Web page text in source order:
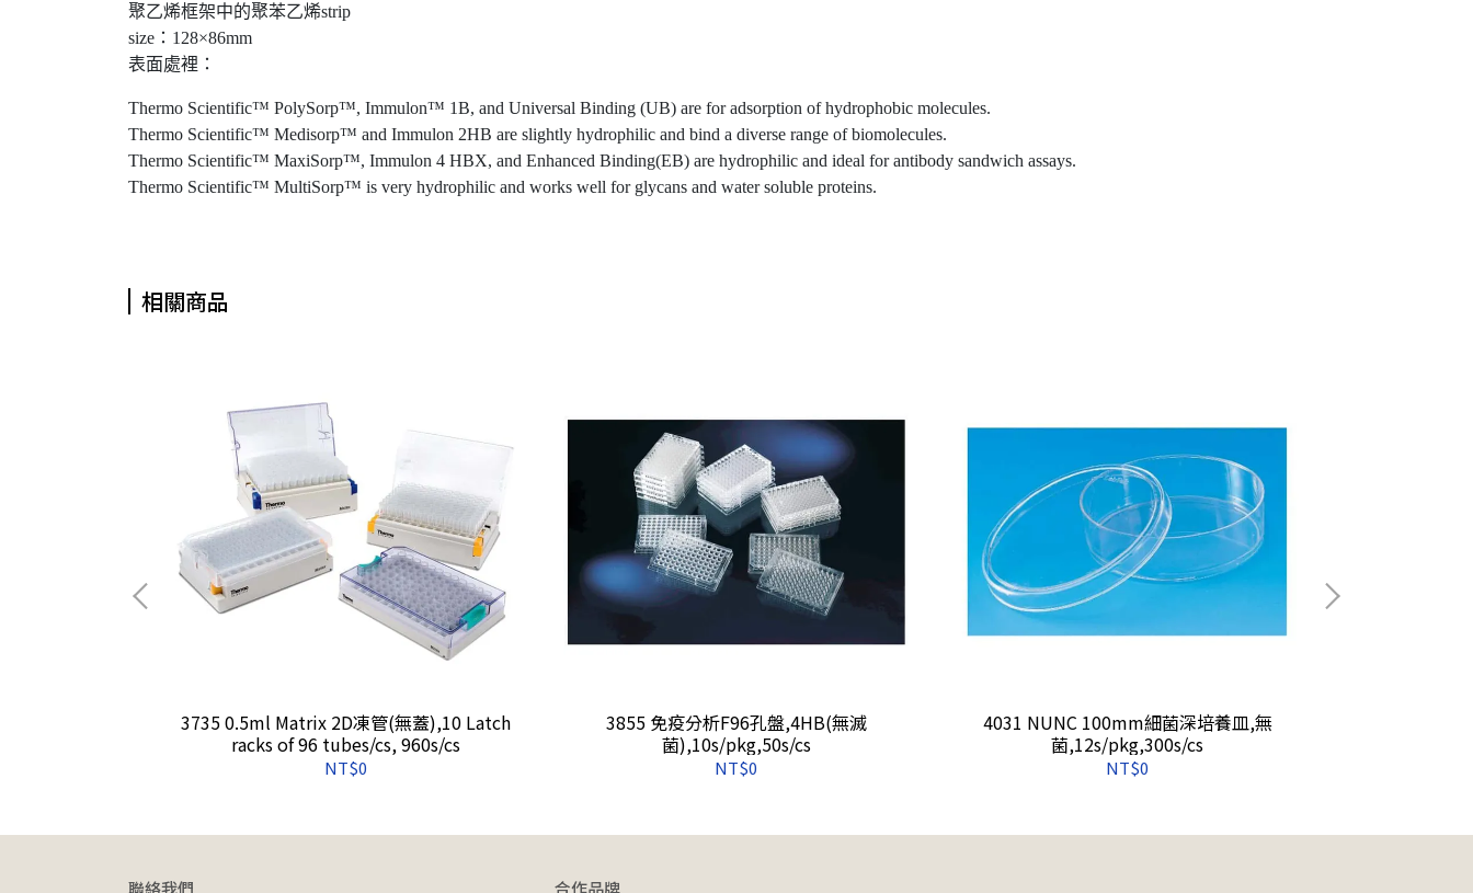
聚乙烯框架中的聚苯乙烯strip
size：128×86mm
表面處裡：
Thermo Scientific™ PolySorp™, Immulon™ 1B, and Universal Binding (UB) are for adsorption of hydrophobic molecules.
Thermo Scientific™ Medisorp™ and Immulon 2HB are slightly hydrophilic and bind a diverse range of biomolecules.
Thermo Scientific™ MaxiSorp™, Immulon 4 HBX, and Enhanced Binding(EB) are hydrophilic and ideal for antibody sandwich assays.
Thermo Scientific™ MultiSorp™ is very hydrophilic and works well for glycans and water soluble proteins.
相關商品
3735 0.5ml Matrix 2D凍管(無蓋),10 Latch
racks of 96 tubes/cs, 960s/cs
NT$0
3855 免疫分析F96孔盤,4HB(無滅
菌),10s/pkg,50s/cs
NT$0
4031 NUNC 100mm細菌深培養皿,無
菌,12s/pkg,300s/cs
NT$0
聯絡我們 合作品牌